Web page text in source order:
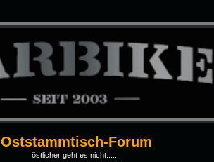
Oststammtisch-Forum
östlicher geht es nicht.......